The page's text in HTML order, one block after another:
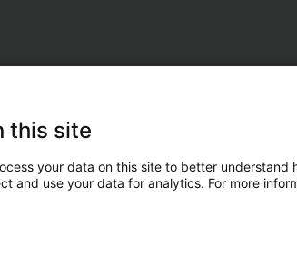
this site
your data on this site to better understand
and use your data for analytics. For more